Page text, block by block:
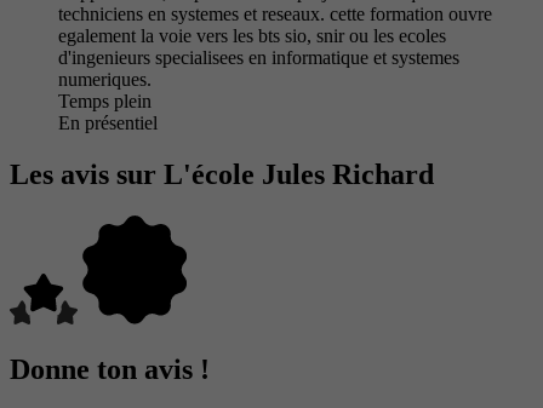
techniciens en systemes et reseaux. cette formation ouvre
egalement la voie vers les bts sio, snir ou les ecoles
d'ingenieurs specialisees en informatique et systemes
numeriques.
Temps plein
En présentiel
Les avis sur L'école Jules Richard
Donne ton avis !